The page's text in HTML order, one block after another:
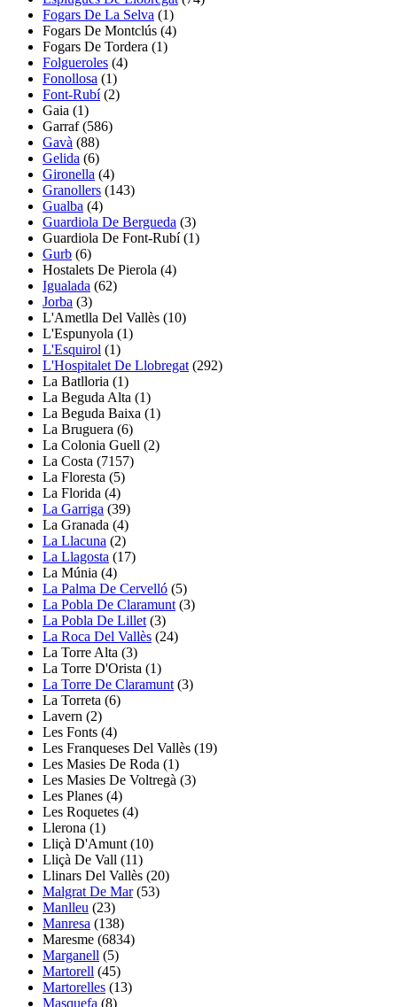
Fogars De La Selva (1)
Fogars De Montclús (4)
Fogars De Tordera (1)
Folgueroles (4)
Fonollosa (1)
Font-Rubí(2)
Gaia (1)
Garraf(586)
Gavà (88)
Gelida (6)
Gironella (4)
Granollers (143)
Gualba (4)
Guardiola De Bergueda (3)
Guardiola De Font-Rubí(1)
Gurb (6)
Hostalets De Pierola (4)
Igualada (62)
Jorba (3)
L'Ametlla Del Vallès (10)
L'Espunyola (1)
L'Esquirol (1)
L'Hospitalet De Llobregat (292)
La Batlloria (1)
La Beguda Alta (1)
La Beguda Baixa (1)
La Bruguera (6)
La Colonia Guell (2)
La Costa (7157)
La Floresta (5)
La Florida (4)
La Garriga (39)
La Granada (4)
La Llacuna (2)
La Llagosta (17)
La Múnia (4)
La Palma De Cervelló (5)
La Pobla De Claramunt (3)
La Pobla De Lillet (3)
La Roca Del Vallès (24)
La Torre Alta (3)
La Torre D'Orista (1)
La Torre De Claramunt (3)
La Torreta (6)
Lavern (2)
Les Fonts (4)
Les Franqueses Del Vallès (19)
Les Masies De Roda (1)
Les Masies De Voltregà (3)
Les Planes (4)
Les Roquetes (4)
Llerona (1)
Lliçà D'Amunt (10)
Lliçà De Vall (11)
Llinars Del Vallès (20)
Malgrat De Mar(53)
Manlleu (23)
Manresa (138)
Maresme (6834)
Marganell (5)
Martorell (45)
Martorelles (13)
Masquefa (8)